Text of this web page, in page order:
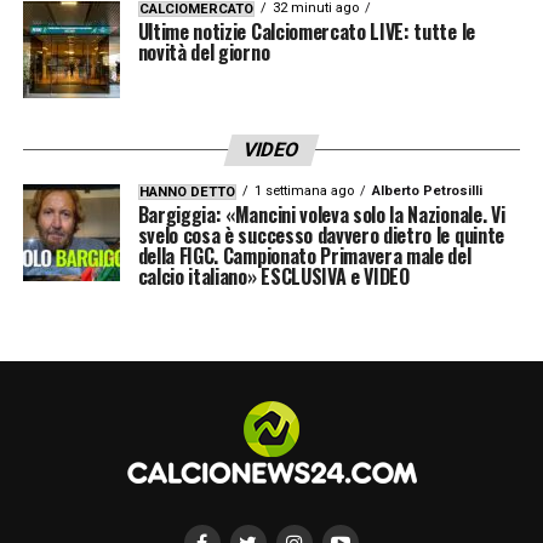
CALCIOMERCATO 32 minuti ago
Ultime notizie Calciomercato LIVE: tutte le
novità del giorno
VIDEO
HANNO DETTO 1 settimana ago Alberto Petrosilli
Bargiggia: «Mancini voleva solo la Nazionale. Vi
svelo cosa è successo davvero dietro le quinte
della FIGC. Campionato Primavera male del
calcio italiano» ESCLUSIVA e VIDEO